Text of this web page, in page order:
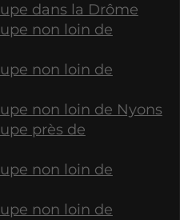
dans la Drôme
non loin de
non loin de
non loin de Nyons
près de
non loin de
non loin de